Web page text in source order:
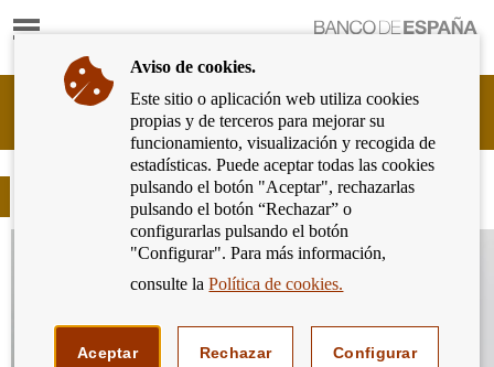
Mostrar
Ir
página
de
inicio
del
Banco
de
España
Cliente
Bancario
Banco
España
Eurosistema,
Aviso de cookies.
Este sitio o aplicación web utiliza cookies
propias y de terceros para mejorar su
funcionamiento, visualización y recogida de
estadísticas. Puede aceptar todas las cookies
pulsando el botón "Aceptar", rechazarlas
pulsando el botón “Rechazar” o
configurarlas pulsando el botón
"Configurar". Para más información,
consulte laPolítica de cookies.
Aceptar Rechazar Configurar